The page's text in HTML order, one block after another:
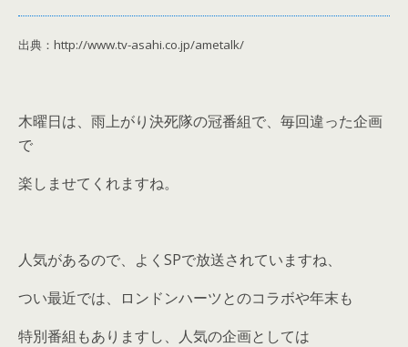
出典：http://www.tv-asahi.co.jp/ametalk/
木曜日は、雨上がり決死隊の冠番組で、毎回違った企画
で
楽しませてくれますね。
人気があるので、よくSPで放送されていますね、
つい最近では、ロンドンハーツとのコラボや年末も
特別番組もありますし、人気の企画としては